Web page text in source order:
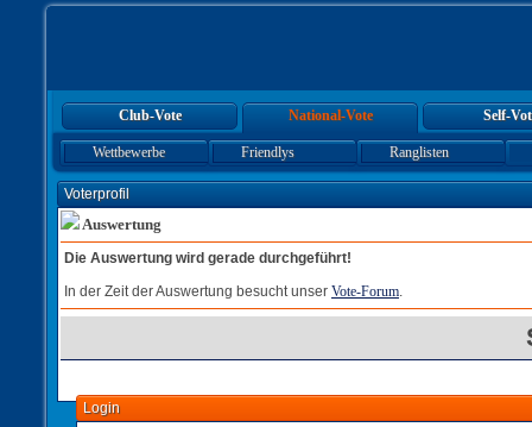
Club-Vote National-Vote Self-
Wettbewerbe Friendlys Ranglisten
Voterprofil
Auswertung
Die Auswertung wird gerade durchgeführt!
In der Zeit der Auswertung besucht unser Vote-Forum.
Login